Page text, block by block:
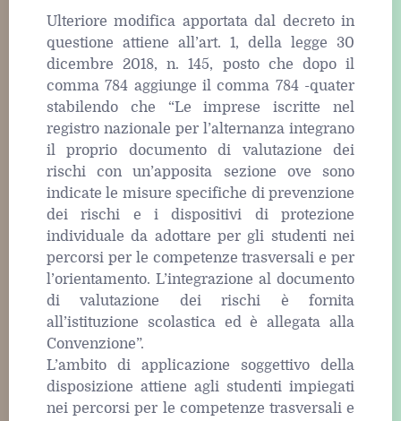
Ulteriore modifica apportata dal decreto in
questione attiene all’art. 1, della legge 30
dicembre 2018, n. 145, posto che dopo il
comma 784 aggiunge il comma 784 -quater
stabilendo che “Le imprese iscritte nel
registro nazionale per l’alternanza integrano
il proprio documento di valutazione dei
rischi con un’apposita sezione ove sono
indicate le misure specifiche di prevenzione
dei rischi e i dispositivi di protezione
individuale da adottare per gli studenti nei
percorsi per le competenze trasversali e per
l’orientamento. L’integrazione al documento
di valutazione dei rischi è fornita
all’istituzione scolastica ed è allegata alla
Convenzione”.
L’ambito di applicazione soggettivo della
disposizione attiene agli studenti impiegati
nei percorsi per le competenze trasversali e